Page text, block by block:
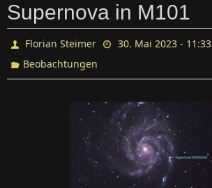
Supernova in M101
Florian Steimer
30. Mai 2023 - 11:33
Beobachtungen